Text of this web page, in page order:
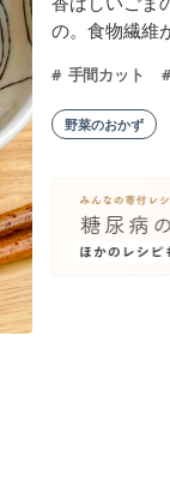
の。食物繊維
手間カット
野菜のおかず